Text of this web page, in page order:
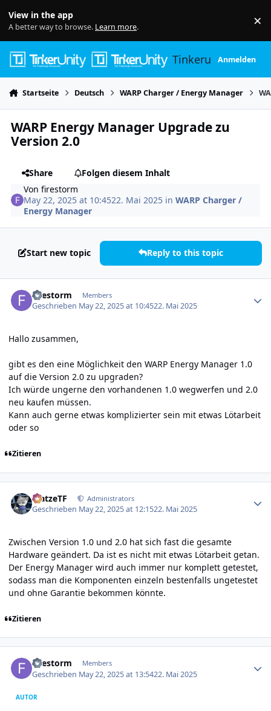
View in the app
A better way to browse. Learn more. ×
TinkerunityAnmelden
Startseite Deutsch WARP Charger / Energy Manager
WARP Energy Manager Upgrade zu
Version 2.0
Share
Folgen diesem Inhalt
Vonfirestorm
May 22, 2025 at 10:4522. Mai 2025 inWARP Charger /
Energy Manager
Start new topic Reply to this topic
firestorm Members
Geschrieben May 22, 2025 at 10:4522. Mai 2025
Hallo zusammen,
gibt es den eine Möglichkeit den WARP Energy Manager 1.0
auf die Version 2.0 zu upgraden?
Ich würde ungerne den vorhandenen 1.0 wegwerfen und 2.0
neu kaufen müssen.
Kann auch gerne etwas komplizierter sein mit etwas Lötarbeit
oder so
Zitieren
MatzeTF Administrators
Geschrieben May 22, 2025 at 12:1522. Mai 2025
Zwischen Version 1.0 und 2.0 hat sich fast die gesamte
Hardware geändert. Da ist es nicht mit etwas Lötarbeit getan.
Der Energy Manager wird auch immer nur komplett getestet,
sodass man die Komponenten einzeln bestenfalls ungetestet
und ohne Garantie bekommen könnte.
Zitieren
firestorm Members
Geschrieben May 22, 2025 at 13:5422. Mai 2025
AUTOR